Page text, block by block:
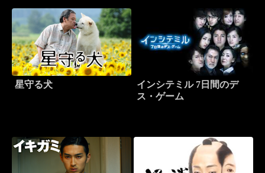
星守る犬
インシテミル 7日間のデ
ス・ゲーム